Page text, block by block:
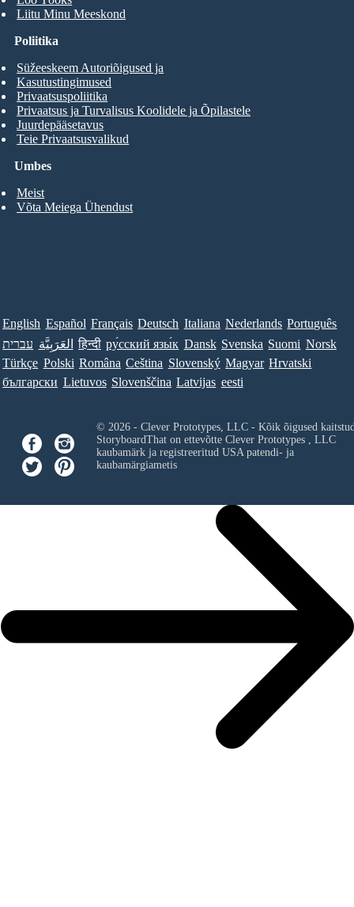
Liitu Minu Meeskond
Umbes
Meist
Võta Meiega Ühendust
Poliitika
Süžeeskeem Autoriõigused ja
Kasutustingimused
Privaatsuspoliitika
Privaatsus ja Turvalisus Koolidele ja Õpilastele
Juurdepääsetavus
Teie Privaatsusvalikud
English Español Français Deutsch Italiana Nederlands Português
עברית العَرَبِيَّة हिन्दी ру́сский язы́к Dansk Svenska Suomi Norsk
Türkçe Polski Româna Ceština Slovenský Magyar Hrvatski
български Lietuvos Slovenščina Latvijas eesti
© 2026 - Clever Prototypes, LLC - Kõik õigused
StoryboardThat on ettevõtte Clever Prototypes , LLC
kaubamärk ja registreeritud USA patendi- ja
kaubamärgiametis